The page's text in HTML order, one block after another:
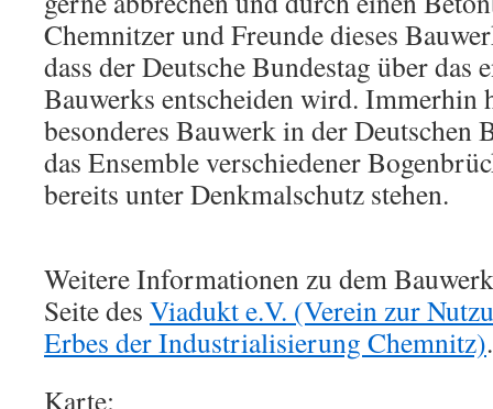
Chemnitzer und Freunde dieses
dass der Deutsche Bundestag über das
Bauwerks entscheiden wird. Immerhin
besonderes Bauwerk in der
das Ensemble verschiedener
bereits unter Denkmalschutz stehen.
Weitere Informationen zu dem
Seite des Viadukt e.V. (Verein zur
Erbes der Industrialisierung Chemnitz).
Karte: